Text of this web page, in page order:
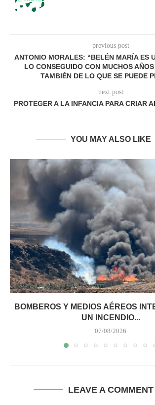
previous post
ANTONIO MORALES: “BELÉN MARÍA ES
LO CONSEGUIDO CON MUCHOS
TAMBIÉN DE LO QUE SE PUEDE
next post
PROTEGER A LA INFANCIA PARA CRIAR
YOU MAY ALSO LIKE
BOMBEROS Y MEDIOS AÉREOS
UN INCENDIO...
07/08/2026
LEAVE A COMMENT